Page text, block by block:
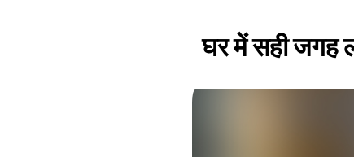
घर में सही जगह